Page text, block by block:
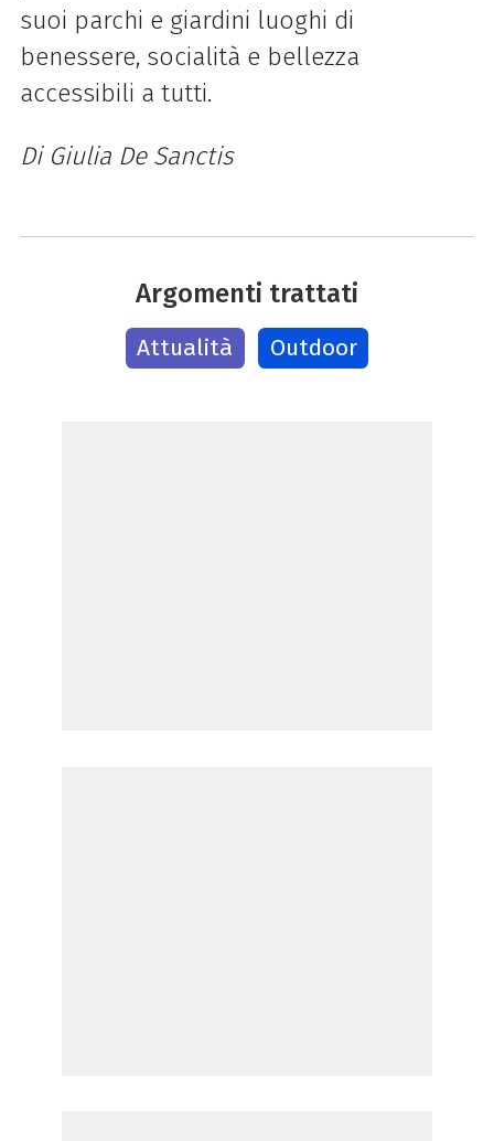
suoi parchi e giardini luoghi di
benessere, socialità e bellezza
accessibili a tutti.
Di Giulia De Sanctis
Argomenti trattati
Attualità Outdoor